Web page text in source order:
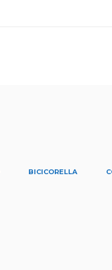
BICICORELLA